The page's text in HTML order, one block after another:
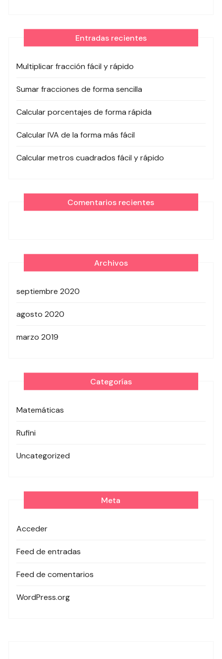
Entradas recientes
Multiplicar fracción fácil y rápido
Sumar fracciones de forma sencilla
Calcular porcentajes de forma rápida
Calcular IVA de la forma más fácil
Calcular metros cuadrados fácil y rápido
Comentarios recientes
Archivos
septiembre 2020
agosto 2020
marzo 2019
Categorías
Matemáticas
Rufini
Uncategorized
Meta
Acceder
Feed de entradas
Feed de comentarios
WordPress.org